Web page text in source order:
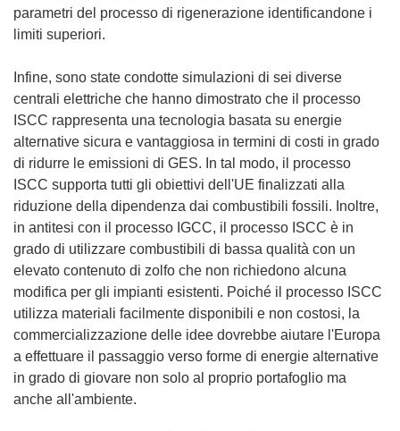
parametri del processo di rigenerazione identificandone i
limiti superiori.
Infine, sono state condotte simulazioni di sei diverse
centrali elettriche che hanno dimostrato che il processo
ISCC rappresenta una tecnologia basata su energie
alternative sicura e vantaggiosa in termini di costi in grado
di ridurre le emissioni di GES. In tal modo, il processo
ISCC supporta tutti gli obiettivi dell'UE finalizzati alla
riduzione della dipendenza dai combustibili fossili. Inoltre,
in antitesi con il processo IGCC, il processo ISCC è in
grado di utilizzare combustibili di bassa qualità con un
elevato contenuto di zolfo che non richiedono alcuna
modifica per gli impianti esistenti. Poiché il processo ISCC
utilizza materiali facilmente disponibili e non costosi, la
commercializzazione delle idee dovrebbe aiutare l'Europa
a effettuare il passaggio verso forme di energie alternative
in grado di giovare non solo al proprio portafoglio ma
anche all'ambiente.